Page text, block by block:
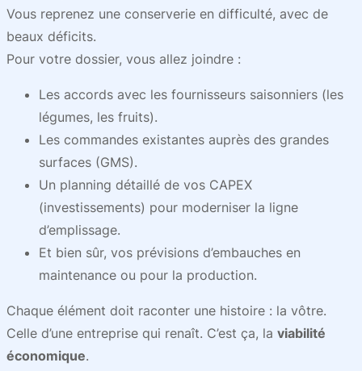
Vous reprenez une conserverie en difficulté, avec de
beaux déficits.
Pour votre dossier, vous allez joindre :
Les accords avec les fournisseurs saisonniers (les
légumes, les fruits).
Les commandes existantes auprès des grandes
surfaces (GMS).
Un planning détaillé de vos CAPEX
(investissements) pour moderniser la ligne
d’emplissage.
Et bien sûr, vos prévisions d’embauches en
maintenance ou pour la production.
Chaque élément doit raconter une histoire : la vôtre.
Celle d’une entreprise qui renaît. C’est ça, la viabilité
économique.